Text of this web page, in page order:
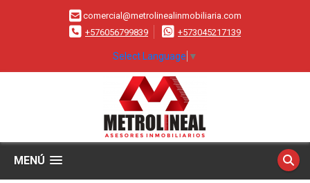
comercial@metrolinealinmobiliaria.com
+576056799839
+573045217139
Select Language ▼
MENÚ